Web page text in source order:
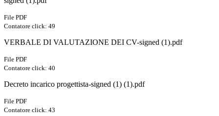
File PDF
Contatore click: 49
VERBALE DI VALUTAZIONE DEI CV-signed (1).pdf
File PDF
Contatore click: 40
Decreto incarico progettista-signed (1) (1).pdf
File PDF
Contatore click: 43